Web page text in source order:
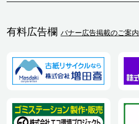
有料広告欄 バナー広告掲載のご案内